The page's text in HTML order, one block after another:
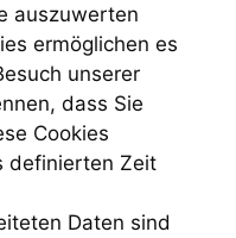
auszuwerten
ermöglichen es
unserer
dass Sie
Cookies
definierten Zeit
Daten sind